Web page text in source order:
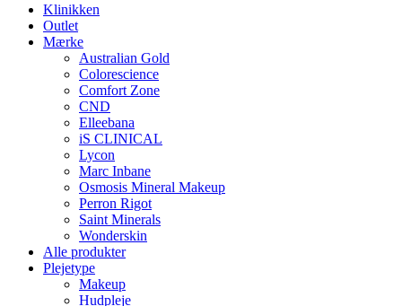
Klinikken
Outlet
Mærke
Australian Gold
Colorescience
Comfort Zone
CND
Elleebana
iS CLINICAL
Lycon
Marc Inbane
Osmosis Mineral Makeup
Perron Rigot
Saint Minerals
Wonderskin
Alle produkter
Plejetype
Makeup
Hudpleje